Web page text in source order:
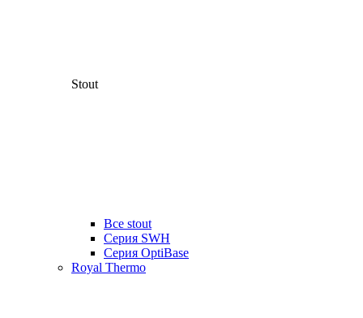
Stout
Все stout
Серия SWH
Cерия OptiBase
Royal Thermo